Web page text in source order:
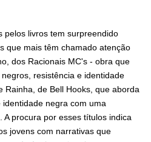
pelos livros tem surpreendido
que mais têm chamado atenção
dos Racionais MC's - obra que
resistência e identidade
Rainha, de Bell Hooks, que aborda
negra com uma
A procura por esses títulos indica
jovens com narrativas que